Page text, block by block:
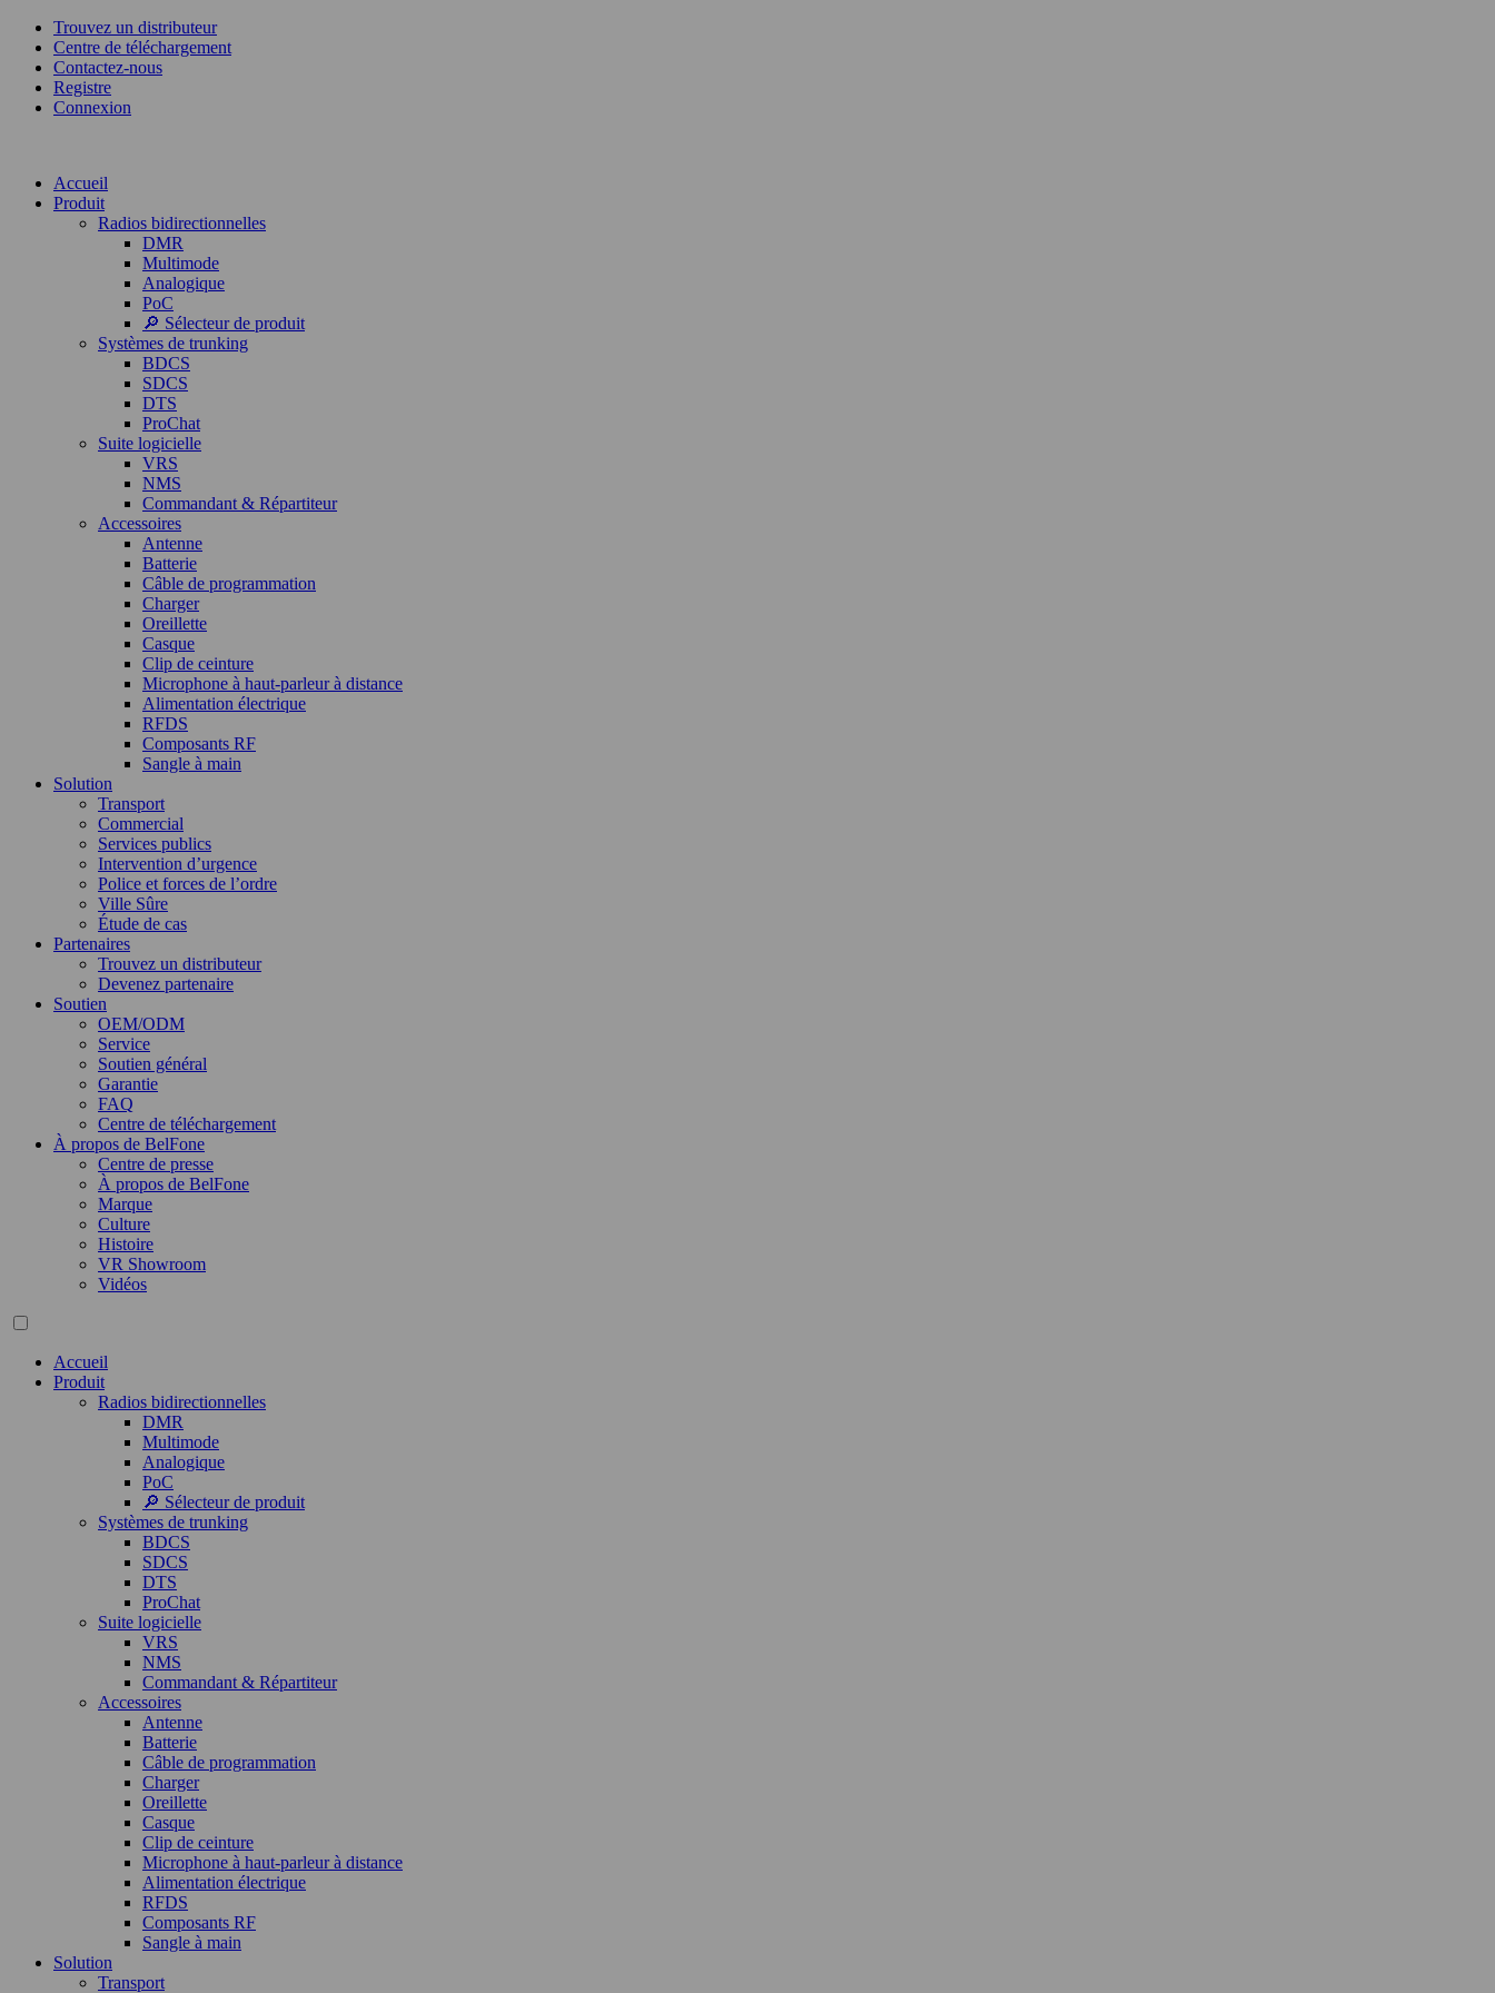
Trouvez un distributeur
Centre de téléchargement
Contactez-nous
Registre
Connexion
Accueil
Produit
Radios bidirectionnelles
DMR
Multimode
Analogique
PoC
🔎 Sélecteur de produit
Systèmes de trunking
BDCS
SDCS
DTS
ProChat
Suite logicielle
VRS
NMS
Commandant & Répartiteur
Accessoires
Antenne
Batterie
Câble de programmation
Charger
Oreillette
Casque
Clip de ceinture
Microphone à haut-parleur à distance
Alimentation électrique
RFDS
Composants RF
Sangle à main
Solution
Transport
Commercial
Services publics
Intervention d’urgence
Police et forces de l’ordre
Ville Sûre
Étude de cas
Partenaires
Trouvez un distributeur
Devenez partenaire
Soutien
OEM/ODM
Service
Soutien général
Garantie
FAQ
Centre de téléchargement
À propos de BelFone
Centre de presse
À propos de BelFone
Marque
Culture
Histoire
VR Showroom
Vidéos
Accueil
Produit
Radios bidirectionnelles
DMR
Multimode
Analogique
PoC
🔎 Sélecteur de produit
Systèmes de trunking
BDCS
SDCS
DTS
ProChat
Suite logicielle
VRS
NMS
Commandant & Répartiteur
Accessoires
Antenne
Batterie
Câble de programmation
Charger
Oreillette
Casque
Clip de ceinture
Microphone à haut-parleur à distance
Alimentation électrique
RFDS
Composants RF
Sangle à main
Solution
Transport